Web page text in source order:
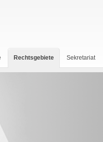
Rechtsgebiete Sekretariat